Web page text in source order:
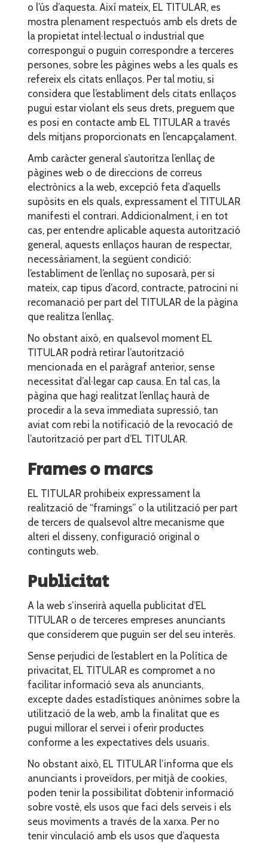
o l’ús d’aquesta. Així mateix, EL TITULAR, es
mostra plenament respectuós amb els drets de
la propietat intel·lectual o industrial que
correspongui o puguin correspondre a terceres
persones, sobre les pàgines webs a les quals es
refereix els citats enllaços. Per tal motiu, si
considera que l’establiment dels citats enllaços
pugui estar violant els seus drets, preguem que
es posi en contacte amb EL TITULAR a través
dels mitjans proporcionats en l’encapçalament.
Amb caràcter general s’autoritza l’enllaç de
pàgines web o de direccions de correus
electrònics a la web, excepció feta d’aquells
supòsits en els quals, expressament el TITULAR
manifesti el contrari. Addicionalment, i en tot
cas, per entendre aplicable aquesta autorització
general, aquests enllaços hauran de respectar,
necessàriament, la següent condició:
l’establiment de l’enllaç no suposarà, per si
mateix, cap tipus d’acord, contracte, patrocini ni
recomanació per part del TITULAR de la pàgina
que realitza l’enllaç.
No obstant això, en qualsevol moment EL
TITULAR podrà retirar l’autorització
mencionada en el paràgraf anterior, sense
necessitat d’al·legar cap causa. En tal cas, la
pàgina que hagi realitzat l’enllaç haurà de
procedir a la seva immediata supressió, tan
aviat com rebi la notificació de la revocació de
l’autorització per part d’EL TITULAR.
Frames o marcs
EL TITULAR prohibeix expressament la
realització de “framings” o la utilització per part
de tercers de qualsevol altre mecanisme que
alteri el disseny, configuració original o
continguts web.
Publicitat
A la web s’inserirà aquella publicitat d’EL
TITULAR o de terceres empreses anunciants
que considerem que puguin ser del seu interès.
Sense perjudici de l’establert en la Política de
privacitat, EL TITULAR es compromet a no
facilitar informació seva als anunciants,
excepte dades estadístiques anònimes sobre la
utilització de la web, amb la finalitat que es
pugui millorar el servei i oferir productes
conforme a les expectatives dels usuaris.
No obstant això, EL TITULAR l’informa que els
anunciants i proveïdors, per mitjà de cookies,
poden tenir la possibilitat d’obtenir informació
sobre vostè, els usos que faci dels serveis i els
seus moviments a través de la xarxa. Per no
tenir vinculació amb els usos que d’aquesta